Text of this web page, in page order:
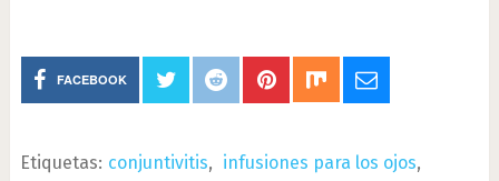
FACEBOOK
Etiquetas: conjuntivitis, infusiones para los ojos,